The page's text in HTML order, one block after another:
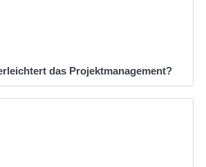
das Projektmanagement?